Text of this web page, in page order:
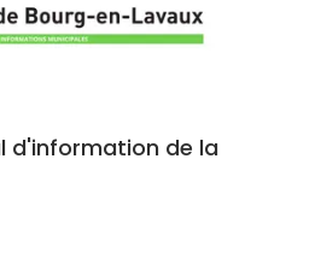
d'information de la